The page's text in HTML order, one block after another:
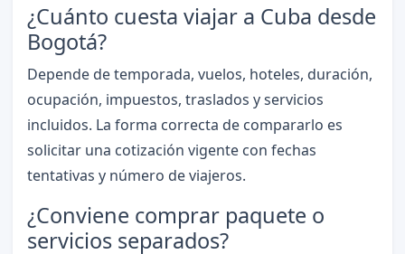
¿Cuánto cuesta viajar a Cuba desde
Bogotá?
Depende de temporada, vuelos, hoteles, duración,
ocupación, impuestos, traslados y servicios
incluidos. La forma correcta de compararlo es
solicitar una cotización vigente con fechas
tentativas y número de viajeros.
¿Conviene comprar paquete o
servicios separados?